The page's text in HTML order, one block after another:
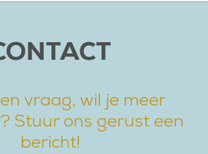
vraag, wil je meer
Stuur ons gerust een
bericht!